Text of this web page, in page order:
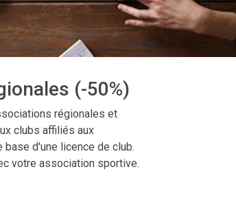
(-50%)
régionales et
clubs affiliés aux
d'une licence de club.
votre association sportive.